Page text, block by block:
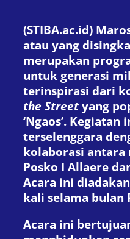
(STIBA.ac.id)
atau yang
merupakan
untuk generasi
terinspirasi dari
the Street yang
‘Ngaos’. Kegiatan
terselenggara
kolaborasi antara
Posko I Allaere
Acara ini
kali selama bulan
Acara ini